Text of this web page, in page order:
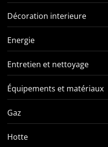
Décoration interieure
Energie
Entretien et nettoyage
Équipements et matériaux
Gaz
Hotte